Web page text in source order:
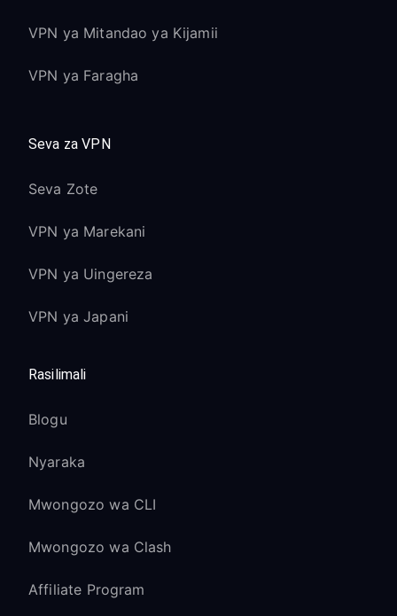
VPN ya Mitandao ya Kijamii
VPN ya Faragha
Seva za VPN
Seva Zote
VPN ya Marekani
VPN ya Uingereza
VPN ya Japani
Rasilimali
Blogu
Nyaraka
Mwongozo wa CLI
Mwongozo wa Clash
Affiliate Program